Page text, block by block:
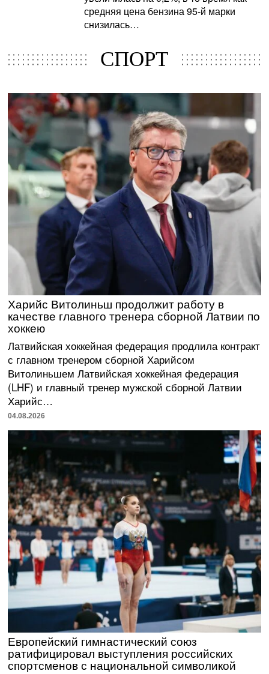
средняя цена бензина 95-й марки
снизилась…
СПОРТ
Харийс Витолиньш продолжит работу в
качестве главного тренера сборной Латвии по
хоккею
Латвийская хоккейная федерация продлила контракт
с главном тренером сборной Харийсом
Витолиньшем Латвийская хоккейная федерация
(LHF) и главный тренер мужской сборной Латвии
Харийс…
04.08.2026
Европейский гимнастический союз
ратифицировал выступления российских
спортсменов с национальной символикой